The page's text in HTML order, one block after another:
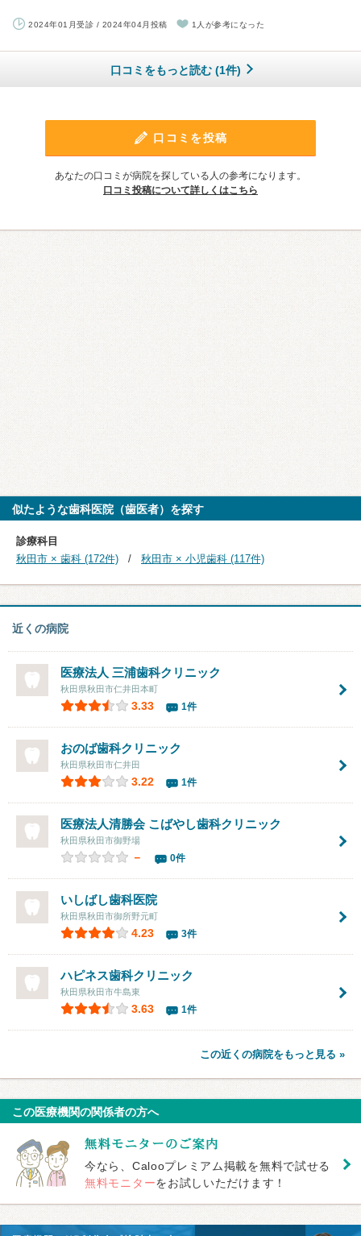
2024年01月受診 / 2024年04月投稿 1人が参考になった
口コミをもっと読む (1件)
口コミを投稿
あなたの口コミが病院を探している人の参考になります。
口コミ投稿について詳しくはこちら
似たような歯科医院（歯医者）を探す
診療科目
秋田市 × 歯科 (172件)
秋田市 × 小児歯科 (117件)
近くの病院
医療法人 三浦歯科クリニック
秋田県秋田市仁井田本町
3.33 1件
おのば歯科クリニック
秋田県秋田市仁井田
3.22 1件
医療法人清勝会 こばやし歯科クリニック
秋田県秋田市御野場
－ 0件
いしばし歯科医院
秋田県秋田市御所野元町
4.23 3件
ハピネス歯科クリニック
秋田県秋田市牛島東
3.63 1件
この近くの病院をもっと見る »
この医療機関の関係者の方へ
今なら、Calooプレミアム掲載を無料で試せる
無料モニターをお試しいただけます！